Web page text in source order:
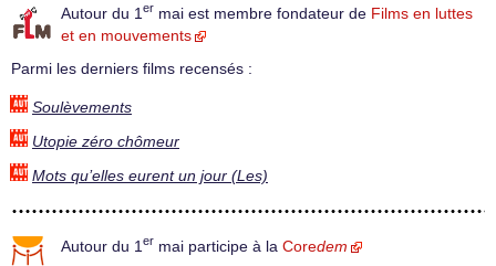
Autour du 1 er mai est membre fondateur de Films en luttes
et en mouvements
Parmi les derniers films recensés :
Soulèvements
Utopie zéro chômeur
Mots qu’elles eurent un jour (Les)
Autour du 1 er mai participe à la Coredem